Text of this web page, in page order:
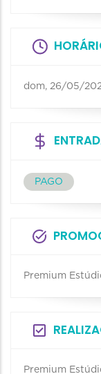
dom, 26/05/
PAGO
Premium
Premium